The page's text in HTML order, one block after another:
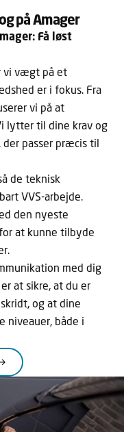
på Amager
Få løst
vi vægt på et
er i fokus. Fra
vi på at
lytter til dine krav og
passer præcis til
de teknisk
VVS-arbejde.
den nyeste
at kunne tilbyde
med dig
at sikre, at du er
og at dine
niveauer, både i